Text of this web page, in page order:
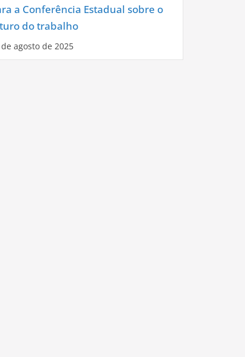
a Conferência Estadual sobre o
do trabalho
agosto de 2025